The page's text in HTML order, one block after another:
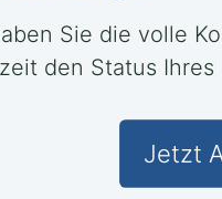
Sie die volle
den Status
Jetzt